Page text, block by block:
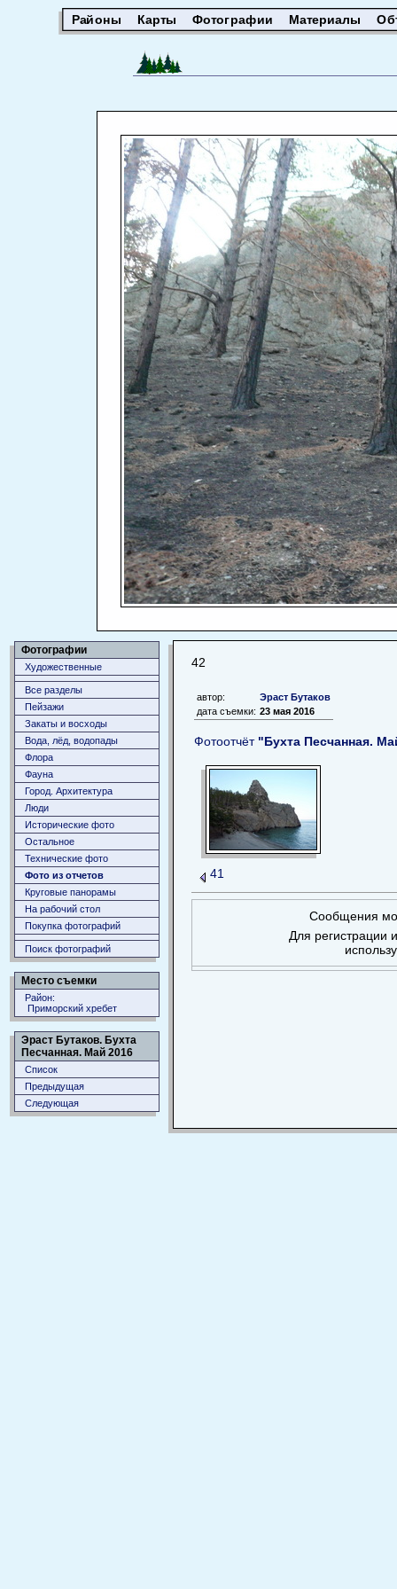
Районы Карты Фотографии Материалы
Фотографии
Художественные
Все разделы
Пейзажи
Закаты и восходы
Вода, лёд, водопады
Флора
Фауна
Город. Архитектура
Люди
Исторические фото
Остальное
Технические фото
Фото из отчетов
Круговые панорамы
На рабочий стол
Покупка фотографий
Поиск фотографий
Место съемки
Район:
Приморский хребет
Эраст Бутаков. Бухта
Песчанная. Май 2016
Список
Предыдущая
Следующая
42
автор:
Эраст Бутаков
дата съемки: 23 мая 2016
Фотоотчёт "Бухта Песчанная.
41
Сообщения
Для регистрации